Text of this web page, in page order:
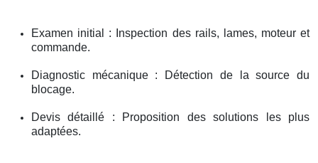
Examen initial : Inspection des rails, lames, moteur et
commande.
Diagnostic mécanique : Détection de la source du
blocage.
Devis détaillé : Proposition des solutions les plus
adaptées.